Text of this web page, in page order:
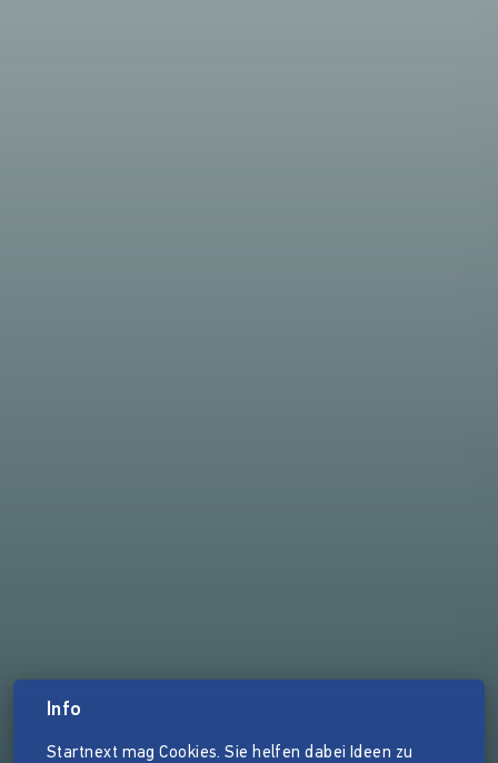
Info
Startnext mag Cookies. Sie helfen dabei Ideen zu